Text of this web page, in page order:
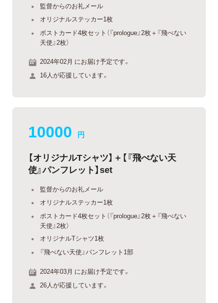
監督からのお礼メール
オリジナルステッカー1枚
ポストカード4枚セット（『prologue』2枚＋『飛べない
天使』2枚）
2024年02月 にお届け予定です。
16人が応援しています。
10000 円
【オリジナルTシャツ】＋【『飛べない天
使』パンフレット】set
監督からのお礼メール
オリジナルステッカー1枚
ポストカード4枚セット（『prologue』2枚＋『飛べない
天使』2枚）
オリジナルTシャツ1枚
『飛べない天使』パンフレット1部
2024年03月 にお届け予定です。
26人が応援しています。